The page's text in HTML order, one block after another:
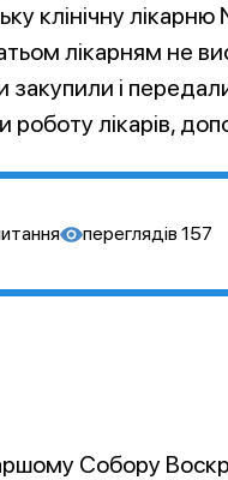
клінічну
лікарням не
і
лікарів,
переглядів 157
Собору